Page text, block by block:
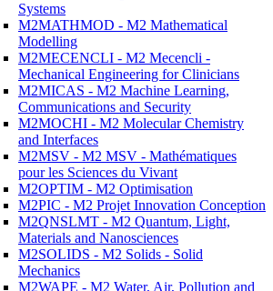
Systems
M2MATHMOD - M2 Mathematical
Modelling
M2MECENCLI - M2 Mecencli -
Mechanical Engineering for Clinicians
M2MICAS - M2 Machine Learning,
Communications and Security
M2MOCHI - M2 Molecular Chemistry
and Interfaces
M2MSV - M2 MSV - Mathématiques
pour les Sciences du Vivant
M2OPTIM - M2 Optimisation
M2PIC - M2 Projet Innovation Conception
M2QNSLMT - M2 Quantum, Light,
Materials and Nanosciences
M2SOLIDS - M2 Solids - Solid
Mechanics
M2WAPE - M2 Water, Air, Pollution and